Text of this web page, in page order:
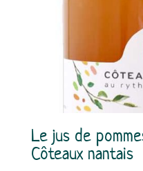
Le jus de
Côteaux nantais